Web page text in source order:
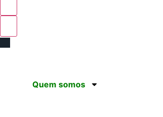
Quem somos